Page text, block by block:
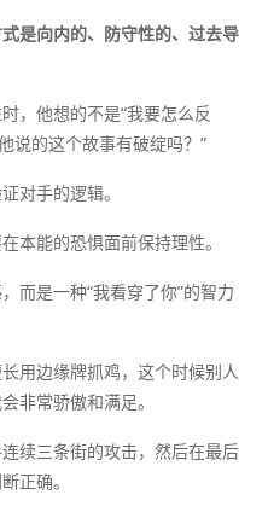
是向内的、防守性的、过去导
，他想的不是“我要怎么反
说的这个故事有破绽吗？”
对手的逻辑。
本能的恐惧面前保持理性。
而是一种“我看穿了你”的智力
用边缘牌抓鸡，这个时候别人
非常骄傲和满足。
续三条街的攻击，然后在最后
正确。